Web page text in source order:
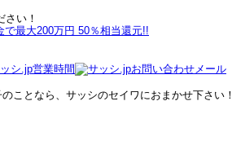
い！
ことなら、サッシのセイワにおまかせ下さい！